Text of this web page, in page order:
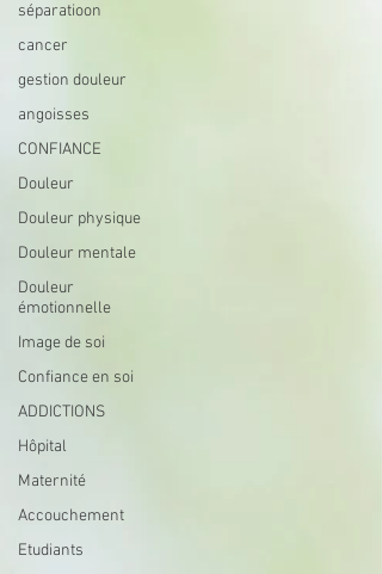
séparatioon
cancer
gestion douleur
angoisses
CONFIANCE
Douleur
Douleur physique
Douleur mentale
Douleur
émotionnelle
Image de soi
Confiance en soi
ADDICTIONS
Hôpital
Maternité
Accouchement
Etudiants